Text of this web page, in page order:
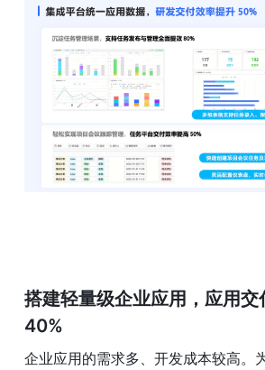
搭建轻量级企业应用，应用交
40%
企业应用的需求多、开发成本较高。